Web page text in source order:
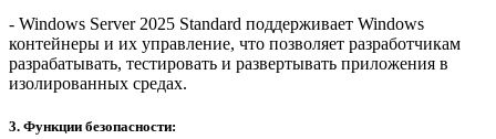
- Windows Server 2025 Standard поддерживает Windows
контейнеры и их управление, что позволяет разработчикам
разрабатывать, тестировать и развертывать приложения в
изолированных средах.
3. Функции безопасности: